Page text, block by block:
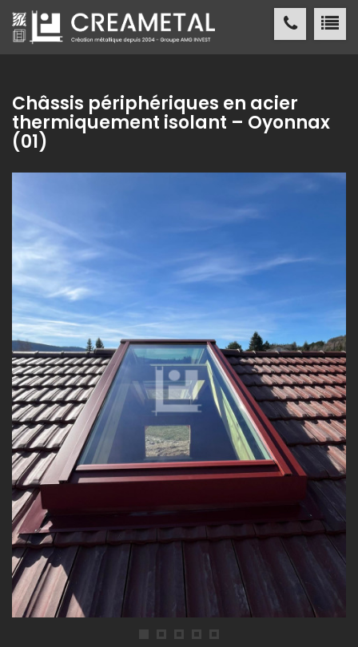
CREAMETAL Création métallique
CREAMETAL
RÉALISATIONS
RÉFÉRENCES
CONTACT
Châssis périphériques en acier
thermiquement isolant – Oyonnax
(01)